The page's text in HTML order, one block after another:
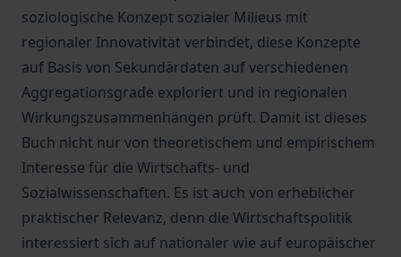
soziologische Konzept sozialer Milieus mit
regionaler Innovativität verbindet, diese Konzepte
auf Basis von Sekundärdaten auf verschiedenen
Aggregationsgrade exploriert und in regionalen
Wirkungszusammenhängen prüft. Damit ist dieses
Buch nicht nur von theoretischem und empirischem
Interesse für die Wirtschafts- und
Sozialwissenschaften. Es ist auch von erheblicher
praktischer Relevanz, denn die Wirtschaftspolitik
interessiert sich auf nationaler wie auf europäischer